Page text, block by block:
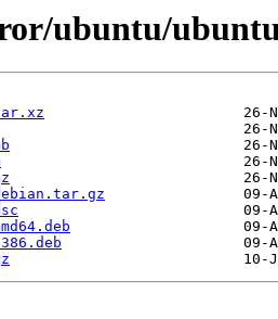
ubuntu/